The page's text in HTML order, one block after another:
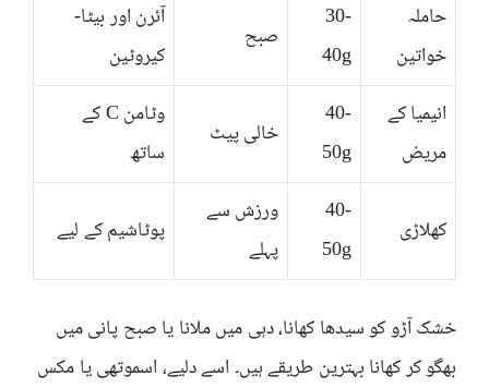
حاملہ
خواتین
30-
40g
صبح
آئرن اور بیٹا-
کیروٹین
انیمیا کے
مریض
40-
50g
خالی پیٹ
وٹامن C کے
ساتھ
کھلاڑی
40-
50g
ورزش سے
پہلے
پوٹاشیم کے لیے
خشک آڑو کو سیدھا کھانا، دہی میں ملانا یا صبح پانی میں
بھگو کر کھانا بہترین طریقے ہیں۔ اسے دلیے، اسموتھی یا مکس